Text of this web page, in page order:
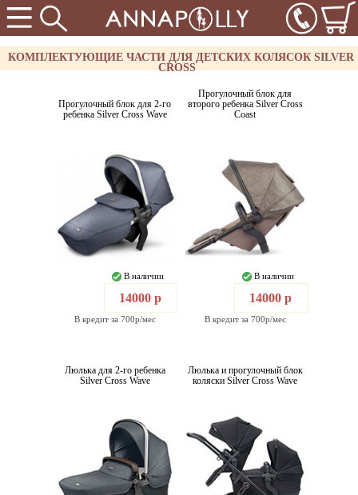
КОМПЛЕКТУЮЩИЕ ЧАСТИ ДЛЯ ДЕТСКИХ КОЛЯСОК SILVER
CROSS
Прогулочный блок для 2-го
ребенка Silver Cross Wave
В наличии
14000 р
В кредит за 700р/мес
Прогулочный блок для
второго ребенка Silver Cross
Coast
В наличии
14000 р
В кредит за 700р/мес
Люлька для 2-го ребенка
Silver Cross Wave
Люлька и прогулочный блок
коляски Silver Cross Wave